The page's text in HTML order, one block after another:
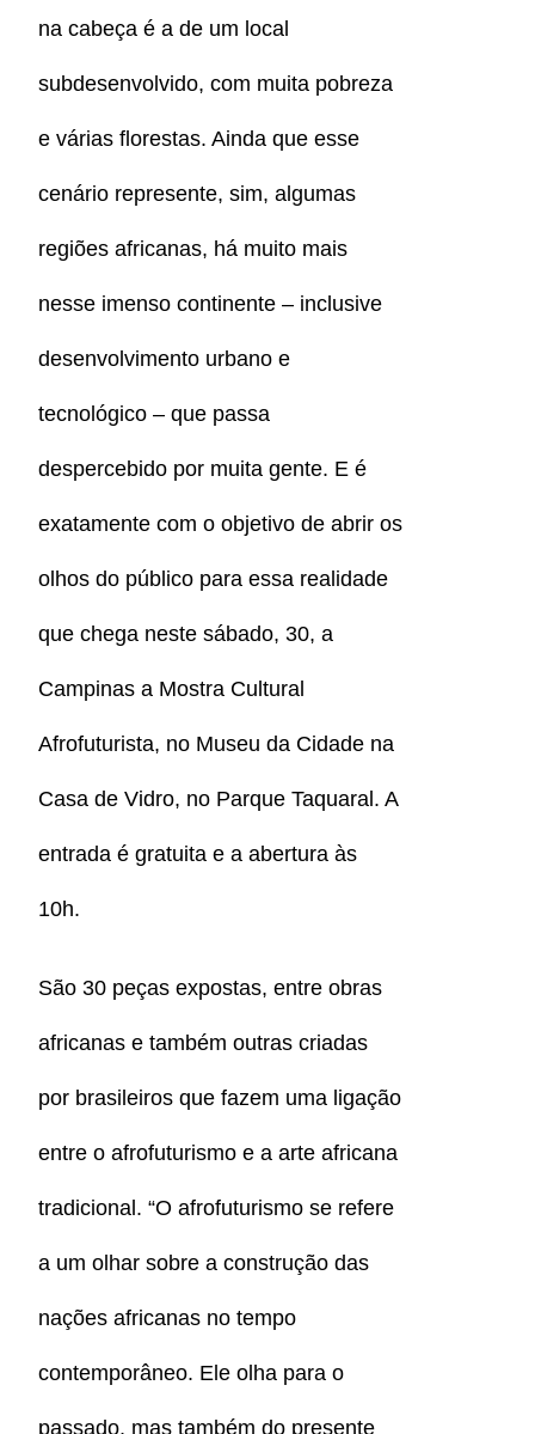
na cabeça é a de um local
subdesenvolvido, com muita pobreza
e várias florestas. Ainda que esse
cenário represente, sim, algumas
regiões africanas, há muito mais
nesse imenso continente – inclusive
desenvolvimento urbano e
tecnológico – que passa
despercebido por muita gente. E é
exatamente com o objetivo de abrir os
olhos do público para essa realidade
que chega neste sábado, 30, a
Campinas a Mostra Cultural
Afrofuturista, no Museu da Cidade na
Casa de Vidro, no Parque Taquaral. A
entrada é gratuita e a abertura às
10h.
São 30 peças expostas, entre obras
africanas e também outras criadas
por brasileiros que fazem uma ligação
entre o afrofuturismo e a arte africana
tradicional. “O afrofuturismo se refere
a um olhar sobre a construção das
nações africanas no tempo
contemporâneo. Ele olha para o
passado, mas também do presente